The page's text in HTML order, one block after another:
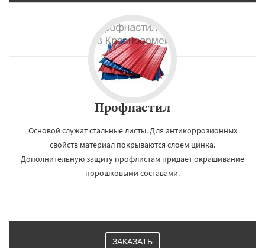
Профнастил
Основой служат стальные листы. Для антикоррозионных
свойств материал покрываются слоем цинка.
Дополнительную защиту профлистам придает окрашивание
порошковыми составами.
ЗАКАЗАТЬ